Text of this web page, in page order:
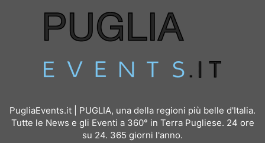
PugliaEvents.it | PUGLIA, una della regioni più belle d'Italia.
Tutte le News e gli Eventi a 360° in Terra Pugliese. 24 ore
su 24. 365 giorni l'anno.